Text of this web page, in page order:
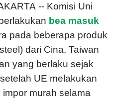
-- Komisi Uni
bea masuk
pada beberapa produk
dari Cina, Taiwan
yang berlaku sejak
UE melakukan
murah selama